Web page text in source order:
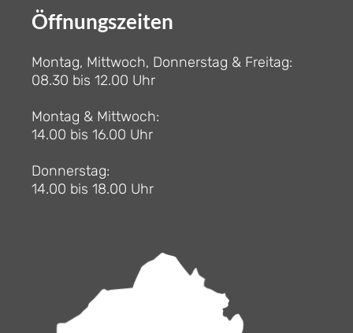
Öffnungszeiten
Montag, Mittwoch, Donnerstag & Freitag:
08.30 bis 12.00 Uhr
Montag & Mittwoch:
14.00 bis 16.00 Uhr
Donnerstag:
14.00 bis 18.00 Uhr